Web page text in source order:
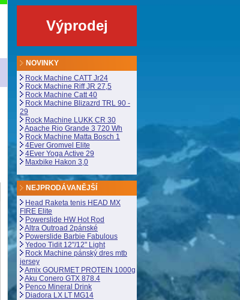
Výprodej
NOVINKY
Rock Machine CATT Jr24
Rock Machine Riff JR 27,5
Rock Machine Catt 40
Rock Machine Blizazrd TRL 90 -
29
Rock Machine LUKK CR 30
Apache Rio Grande 3 720 Wh
Rock Machine Matta Bosch 1
4Ever Gromvel Elite
4Ever Yoga Active 29
Maxbike Hakon 3,0
NEJPRODÁVANĚJŠÍ
Head Raketa tenis HEAD MX
FIRE Elite
Powerslide HW Hot Rod
Altra Outroad 2pánské
Powerslide Barbie Fabulous
Yedoo Tidit 12"/12" Light
Rock Machine pánský dres mtb
jersey
Amix GOURMET PROTEIN 1000g
Aku Conero GTX 878.4
Penco Mineral Drink
Diadora LX LT MG14